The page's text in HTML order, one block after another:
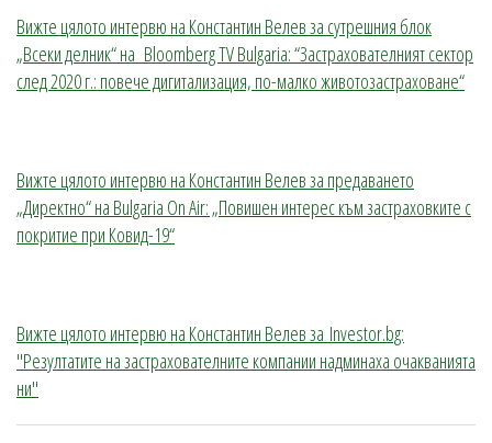
Вижте цялото интервю на Константин Велев за сутрешния блок
„Всеки делник“ на Bloomberg TV Bulgaria: “Застрахователният сектор
след 2020 г.: повече дигитализация, по-малко животозастраховане“
Вижте цялото интервю на Константин Велев за предаването
„Директно“ на Bulgaria On Air: „Повишен интерес към застраховките с
покритие при Ковид-19“
Вижте цялото интервю на Константин Велев за Investor.bg:
"Резултатите на застрахователните компании надминаха очакванията
ни"